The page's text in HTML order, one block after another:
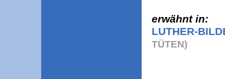
erwähnt in:
LUTHER-
TÜTEN)